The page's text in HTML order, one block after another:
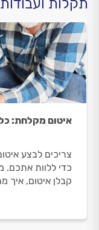
איטום מקלחת:
צריכים לבצע
כדי ללוות אתכם.
קבלן איטום, איך